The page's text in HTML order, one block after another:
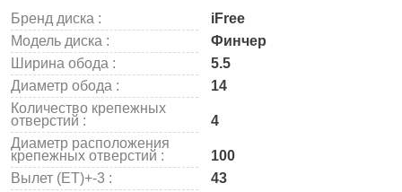
Бренд диска :
iFree
Модель диска :
Финчер
Ширина обода :
5.5
Диаметр обода :
14
Количество крепежных
отверстий :
4
Диаметр расположения
крепежных отверстий :
100
Вылет (ET)+-3 :
43